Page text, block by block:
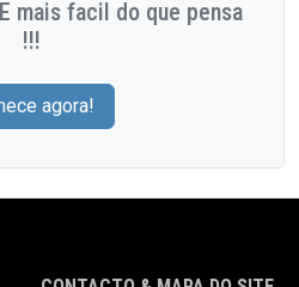
mais facil do que pensa
!!!
agora!